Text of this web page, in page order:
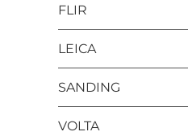
FLIR
LEICA
SANDING
VOLTA